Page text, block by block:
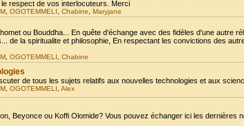
respect de vos interlocuteurs. Merci
OGOTEMMELI Chabine Maryjane
ou Bouddha... En quête d'échange avec des fidèles d'une autre
de la spiritualite et philosophie, En respectant les convictions des
OGOTEMMELI Chabine
de tous les sujets relatifs aux nouvelles technologies et aux
OGOTEMMELI Alex
Beyonce ou Koffi Olomide? Vous pouvez échanger ici les dernières